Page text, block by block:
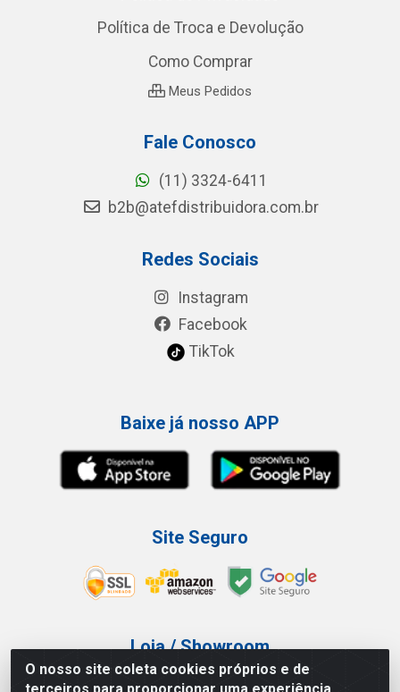
O nosso site coleta cookies próprios e de
Política de Troca e Devolução
Como Comprar
Meus Pedidos
Fale Conosco
(11) 3324-6411
b2b@atefdistribuidora.com.br
Redes Sociais
Instagram
Facebook
TikTok
Baixe já nosso APP
Site Seguro
Loja / Showroom
Tel.: (11) 3227-0546